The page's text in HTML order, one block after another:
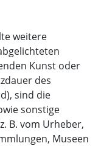
weitere
Kunst oder
des
sind die
sonstige
B. vom Urheber,
Museen